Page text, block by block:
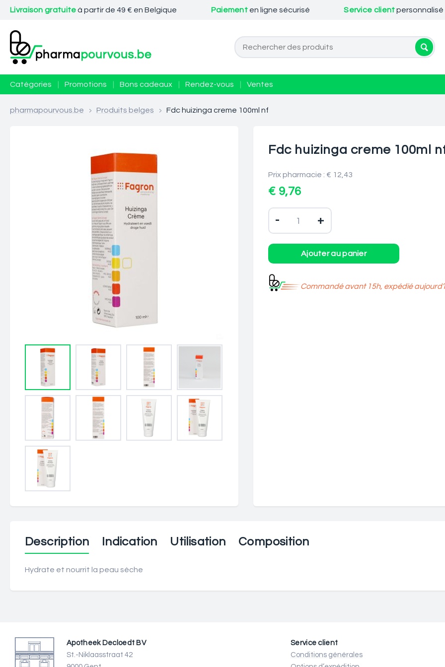
Livraison gratuiteà partir de 49 € en Belgique Paiement en ligne sécurisé Service clientpersonnalisé
Catégories Promotions Bons cadeaux Rendez-vous Ventes
pharmapourvous.be > Produits belges > Fdc huizinga creme 100ml nf
Fdc huizinga creme 100ml
Prix pharmacie : € 12,43
€ 9,76
- +
Commandé avant 15h, expédié
Description Indication Utilisation Composition
Hydrate et nourrit la peau sèche
Apotheek Decloedt BV
St.-Niklaasstraat 42
Service client
Conditions générales